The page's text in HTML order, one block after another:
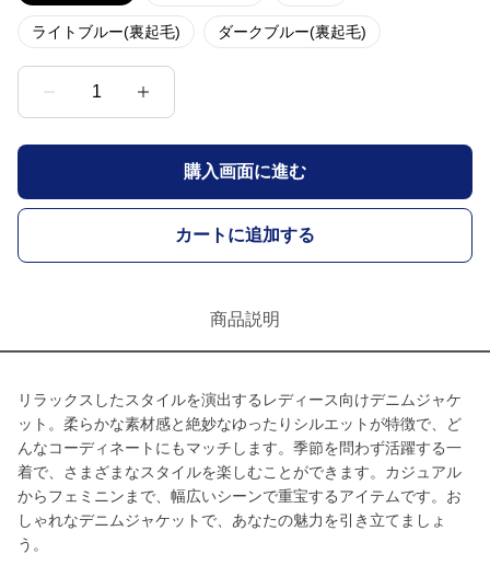
ライトブルー(裏起毛) ダークブルー(裏起毛)
1
購入画面に進む
カートに追加する
商品説明
リラックスしたスタイルを演出するレディース向けデニムジャケ
ット。柔らかな素材感と絶妙なゆったりシルエットが特徴で、ど
んなコーディネートにもマッチします。季節を問わず活躍する一
着で、さまざまなスタイルを楽しむことができます。カジュアル
からフェミニンまで、幅広いシーンで重宝するアイテムです。お
しゃれなデニムジャケットで、あなたの魅力を引き立てましょ
う。